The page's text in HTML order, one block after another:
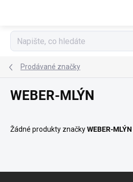
Prodávané značky
WEBER-MLÝN
Žádné produkty značkyWEBER-MLÝN